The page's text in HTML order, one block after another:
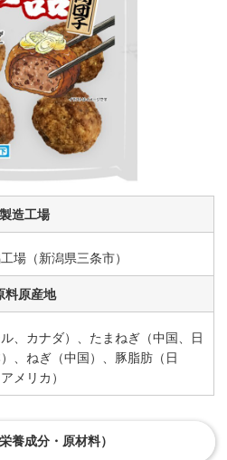
製造工場
場（新潟県三条市）
料原産地
、カナダ）、たまねぎ（中国、日
、ねぎ（中国）、豚脂肪（日
メリカ）
養成分・原材料）